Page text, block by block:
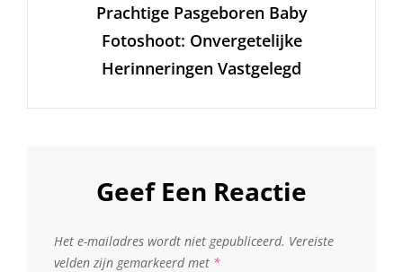
BerichtPrachtige Pasgeboren Baby
Fotoshoot: Onvergetelijke
Herinneringen Vastgelegd
Geef Een Reactie
Het e-mailadres wordt niet gepubliceerd. Vereiste
velden zijn gemarkeerd met *